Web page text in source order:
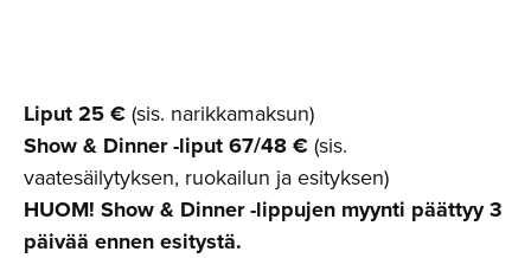
Liput 25 €(sis. narikkamaksun)
Show & Dinner -liput 67/48 €(sis.
vaatesäilytyksen, ruokailun ja esityksen)
HUOM! Show & Dinner -lippujen myynti päättyy 3
päivää ennen esitystä.